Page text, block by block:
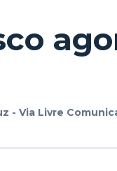
- Via Livre